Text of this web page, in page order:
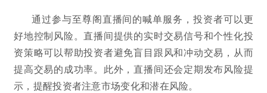
通过参与至尊阁直播间的喊单服务，投资者可以更
好地控制风险。直播间提供的实时交易信号和个性化投
资策略可以帮助投资者避免盲目跟风和冲动交易，从而
提高交易的成功率。此外，直播间还会定期发布风险提
示，提醒投资者注意市场变化和潜在风险。